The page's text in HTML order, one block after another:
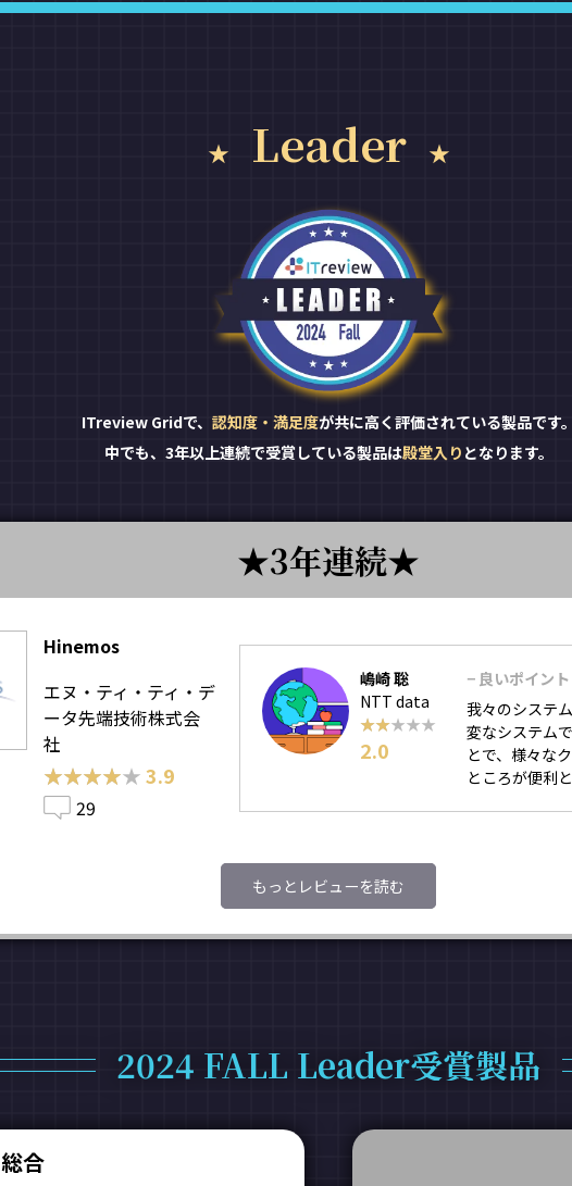
Leader
ITreview Gridで、 認知度・満足度が共に高く評価されている製品です
中でも、3年以上連続で受賞している製品は殿堂入り となります。
3年連続
Hinemos
エヌ・ティ・ティ・デ
ータ先端技術株式会
社
★★★★★
★★★★★ 3.9
29
嶋崎 聡
NTT data
★★★★★
★★★★★
2.0
− 良いポイント
我々のシステ
変なシステム
とで、様々な
ところが便利
もっとレビューを読む
2024 FALL Leader受賞製品
総合